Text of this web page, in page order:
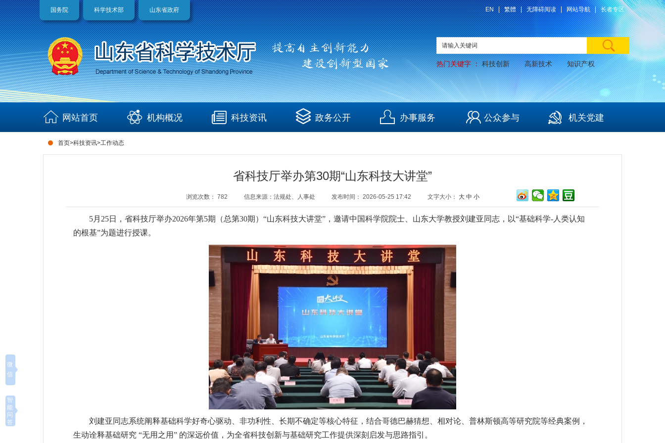
国务院 科学技术部 山东省政府 EN 繁體 无障碍阅读 网站导航 长者专区
热门关键字 ： 科技创新 高新技术 知识产权
网站首页 机构概况 科技资讯 政务公开 办事服务 公众参与 机关党建
首页>科技资讯>工作动态
省科技厅举办第30期“山东科技大讲堂”
浏览次数： 782 信息来源： 法规处、人事处 发布时间： 2026-05-25 17:42 文字大小： 大 中 小
5月25日，省科技厅举办2026年第5期（总第30期）“山东科技大讲堂”，邀请中国科学院院士、山东大学教授刘建亚同志，以“基础科学-人类认知
的根基”为题进行授课。
刘建亚同志系统阐释基础科学好奇心驱动、非功利性、长期不确定等核心特征，结合哥德巴赫猜想、相对论、普林斯顿高等研究院等经典案例，
生动诠释基础研究 “无用之用” 的深远价值，为全省科技创新与基础研究工作提供深刻启发与思路指引。
微
信
智
能
问
答